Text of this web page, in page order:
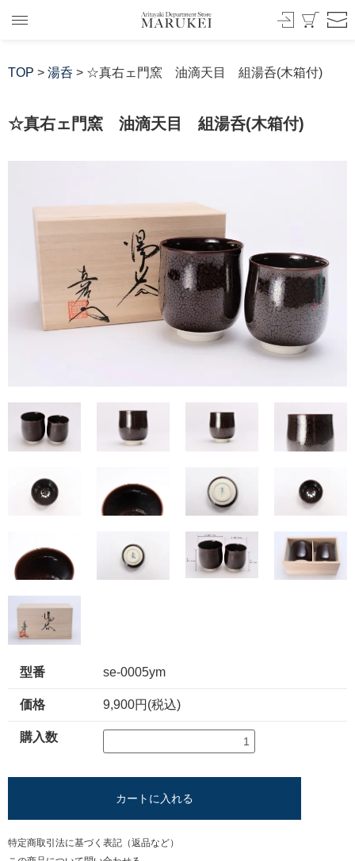
TOP > 湯呑 > ☆真右ェ門窯 油滴天目 組湯呑(木箱付)
☆真右ェ門窯 油滴天目 組湯呑(木箱付)
型番 se-0005ym
価格 9,900円(税込)
購入数
カートに入れる
特定商取引法に基づく表記（返品など）